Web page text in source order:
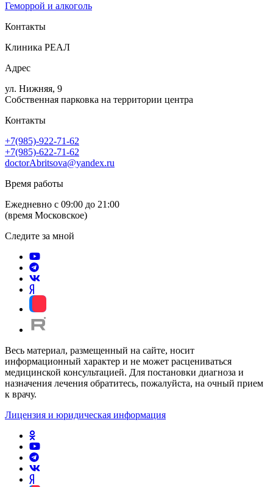
Геморрой и алкоголь
Контакты
Клиника РЕАЛ
Адрес
ул. Нижняя, 9
Собственная парковка на территории центра
Контакты
+7(985)-922-71-62
+7(985)-622-71-62
doctorAbritsova@yandex.ru
Время работы
Ежедневно с 09:00 до 21:00
(время Московское)
Следите за мной
Весь материал, размещенный на сайте, носит
информационный характер и не может расцениваться
медицинской консультацией. Для постановки диагноза и
назначения лечения обратитесь, пожалуйста, на очный прием
к врачу.
Лицензия и юридическая информация